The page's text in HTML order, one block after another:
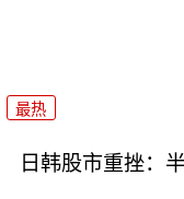
最热
日韩股市重挫：